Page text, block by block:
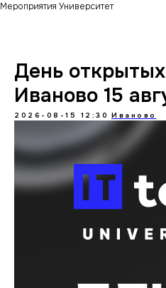
Мероприятия Университет
День
Иваново 15
2026-08-15 12:30 Иваново